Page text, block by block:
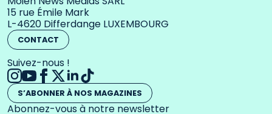
15 rue Émile Mark
L-4620 Differdange LUXEMBOURG
CONTACT
Suivez-nous !
S’ABONNER À NOS MAGAZINES
Abonnez-vous à notre newsletter